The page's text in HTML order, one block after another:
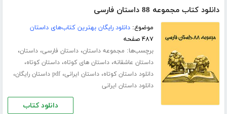
دانلود کتاب مجموعه 88 داستان فارسی
موضوع:دانلود رایگان بهترین کتاب‌های داستان
۴۸۷ صفحه
برچسب‌ها: مجموعه داستان،داستان فارسی،داستان،
داستان عاشقانه،داستان های کوتاه،داستان کوتاه،
دانلود داستان کوتاه،داستان ایرانی،pdf داستان رایگان ،
دانلود داستان ایرانی
دانلود کتاب